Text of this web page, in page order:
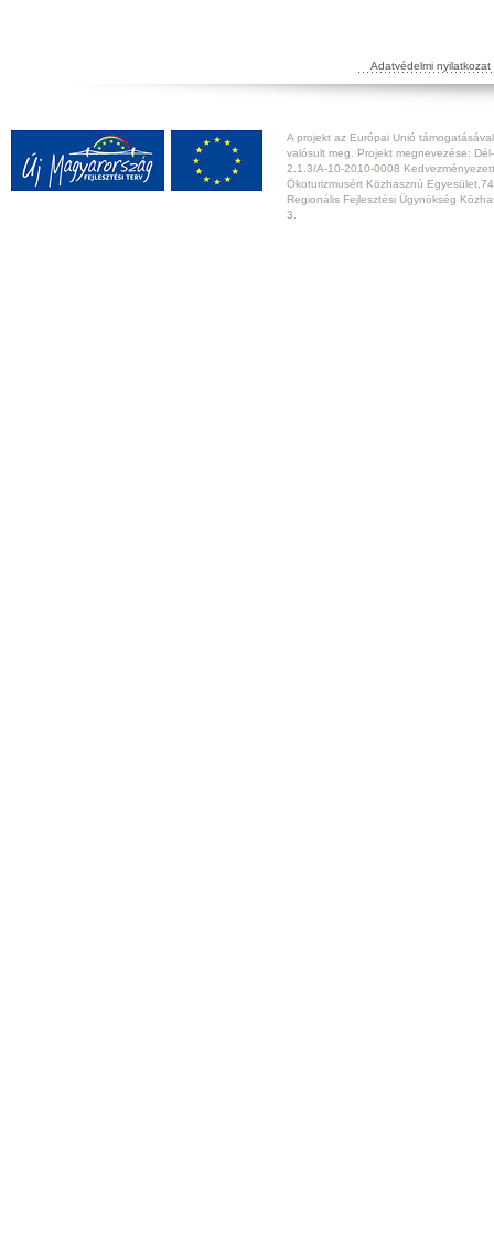
Adatvédelmi nyilatkozat
A projekt az Európai Unió
valósult meg. Projekt megnevezése:
2.1.3/A-10-2010-0008
Ökoturizmusért Közhasznú
Regionális Fejlesztési Ügynökség
3.